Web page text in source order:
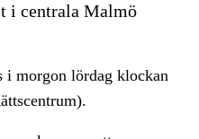
i centrala Malmö
i morgon lördag klockan